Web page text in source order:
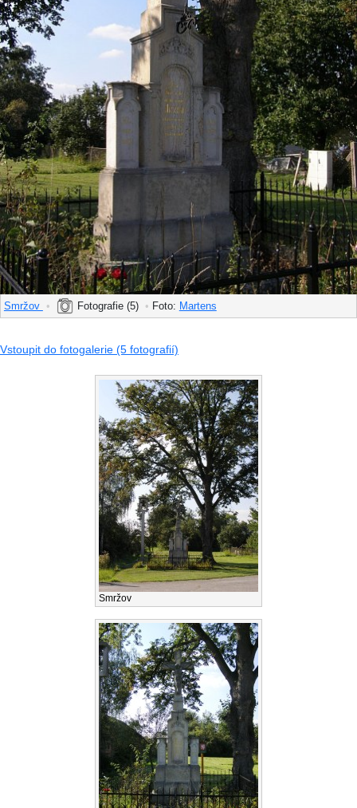
Smržov • Fotografie (5) • Foto: Martens
Vstoupit do fotogalerie (5 fotografií)
Smržov